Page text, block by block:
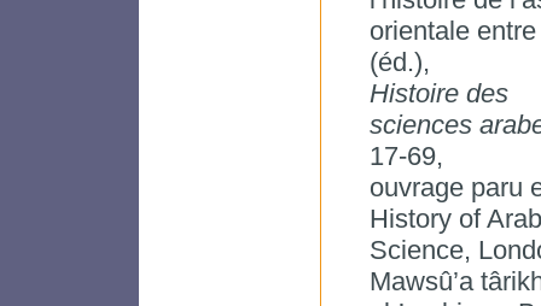
orientale
(éd.),
Histoire des
sciences
17-69,
ouvrage paru
History of
Science,
Mawsû’a